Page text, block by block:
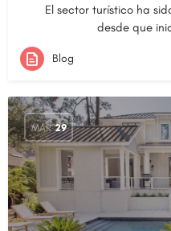
El sector turístico ha
desde que
Blog
MAR 29